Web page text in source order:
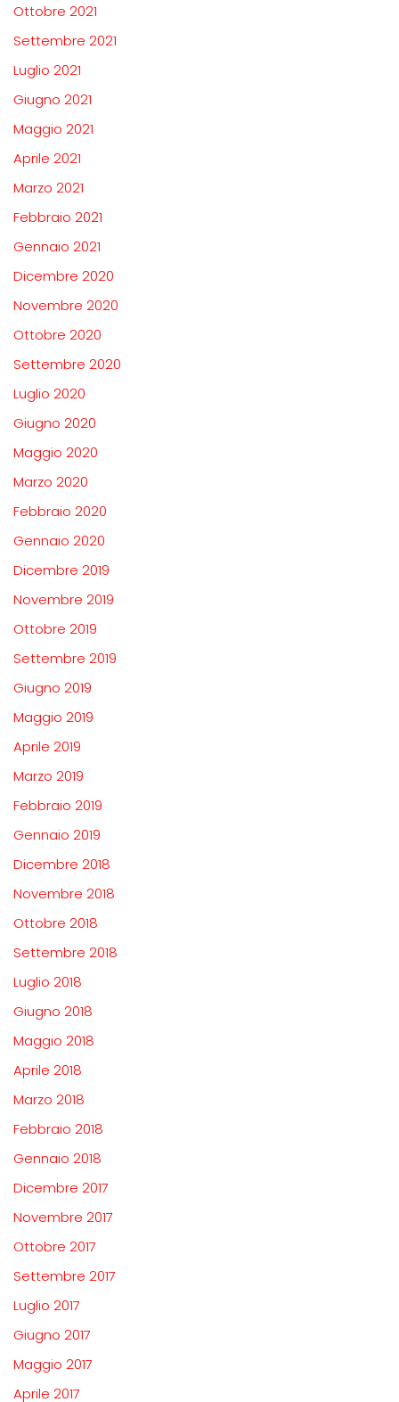
Ottobre 2021
Settembre 2021
Luglio 2021
Giugno 2021
Maggio 2021
Aprile 2021
Marzo 2021
Febbraio 2021
Gennaio 2021
Dicembre 2020
Novembre 2020
Ottobre 2020
Settembre 2020
Luglio 2020
Giugno 2020
Maggio 2020
Marzo 2020
Febbraio 2020
Gennaio 2020
Dicembre 2019
Novembre 2019
Ottobre 2019
Settembre 2019
Giugno 2019
Maggio 2019
Aprile 2019
Marzo 2019
Febbraio 2019
Gennaio 2019
Dicembre 2018
Novembre 2018
Ottobre 2018
Settembre 2018
Luglio 2018
Giugno 2018
Maggio 2018
Aprile 2018
Marzo 2018
Febbraio 2018
Gennaio 2018
Dicembre 2017
Novembre 2017
Ottobre 2017
Settembre 2017
Luglio 2017
Giugno 2017
Maggio 2017
Aprile 2017